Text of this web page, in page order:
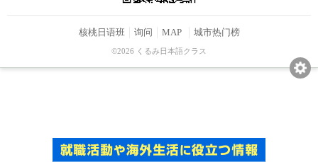
核桃日语班 询问 MAP 城市热门榜
©2026 くるみ日本語クラス